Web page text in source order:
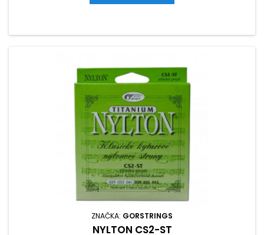
ZNAČKA: GORSTRINGS
NYLTON CS2-ST